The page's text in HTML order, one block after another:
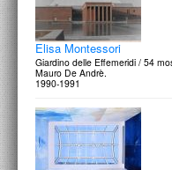
Elisa Montessori
Giardino delle Effemeridi / 54
Mauro De Andrè.
1990-1991